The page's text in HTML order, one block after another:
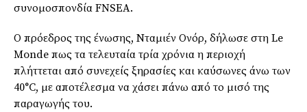
συνομοσπονδία FNSEA.
Ο πρόεδρος της ένωσης, Νταμιέν Ονόρ, δήλωσε στη Le
Monde πως τα τελευταία τρία χρόνια η περιοχή
πλήττεται από συνεχείς ξηρασίες και καύσωνες άνω των
40°C, με αποτέλεσμα να χάσει πάνω από το μισό της
παραγωγής του.